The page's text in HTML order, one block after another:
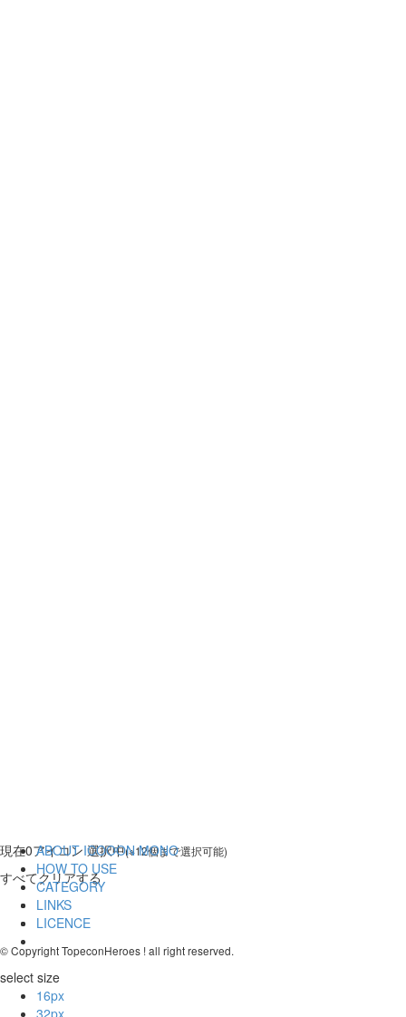
現在0アイコン 選択中(※12個まで選択可能)
すべてクリアする
select size
16px
ABOUT ICOOON MONO
HOW TO USE
CATEGORY
LINKS
LICENCE
© Copyright TopeconHeroes ! all right reserved.